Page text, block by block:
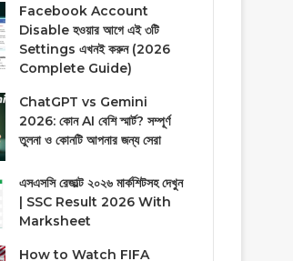
Facebook Account
Disable হওয়ার আগে এই ৩টি
Settings এখনই করুন (2026
Complete Guide)
ChatGPT vs Gemini
2026: কোন AI বেশি স্মার্ট? সম্পূর্ণ
তুলনা ও কোনটি আপনার জন্য সেরা
এসএসসি রেজাল্ট ২০২৬ মার্কশিটসহ দেখুন
| SSC Result 2026 With
Marksheet
How to Watch FIFA